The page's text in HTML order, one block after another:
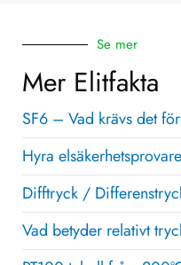
Se mer
Mer Elitfakta
SF6 – Vad krävs det
Hyra elsäkerhetsprovare
Difftryck /
Vad betyder relativt